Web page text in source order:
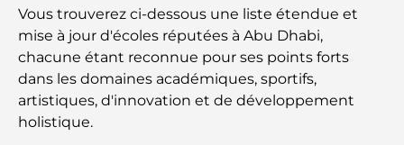
Best Schools in Downtown Dubai: A Guide for
Families
Que faire à Dubaï en été : le guide ultime pour
profiter de la chaleur
Vous trouverez ci-dessous une liste étendue et
mise à jour d'écoles réputées à Abu Dhabi,
chacune étant reconnue pour ses points forts
dans les domaines académiques, sportifs,
artistiques, d'innovation et de développement
holistique.